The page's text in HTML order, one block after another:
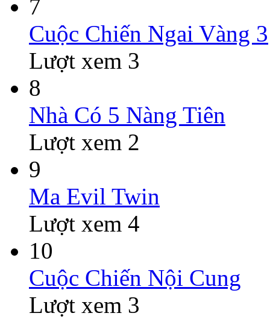
7
Cuộc Chiến Ngai Vàng 3
Lượt xem 3
8
Nhà Có 5 Nàng Tiên
Lượt xem 2
9
Ma Evil Twin
Lượt xem 4
10
Cuộc Chiến Nội Cung
Lượt xem 3